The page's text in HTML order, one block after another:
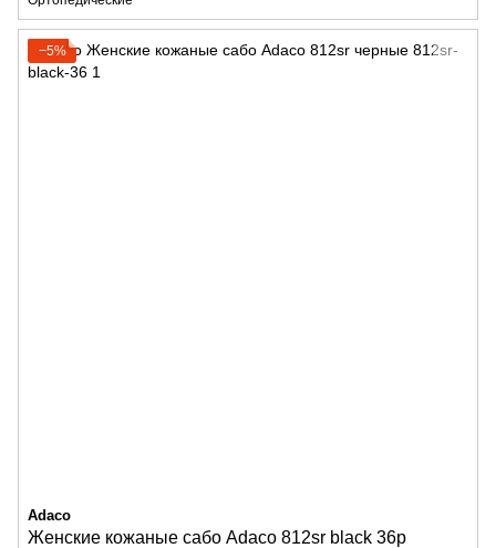
−5%
Adaco
Женские кожаные сабо Adaco 812sr black 36р